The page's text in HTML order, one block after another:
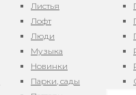
Листья
Лофт
Люди
Музыка
Новинки
Парки, сады